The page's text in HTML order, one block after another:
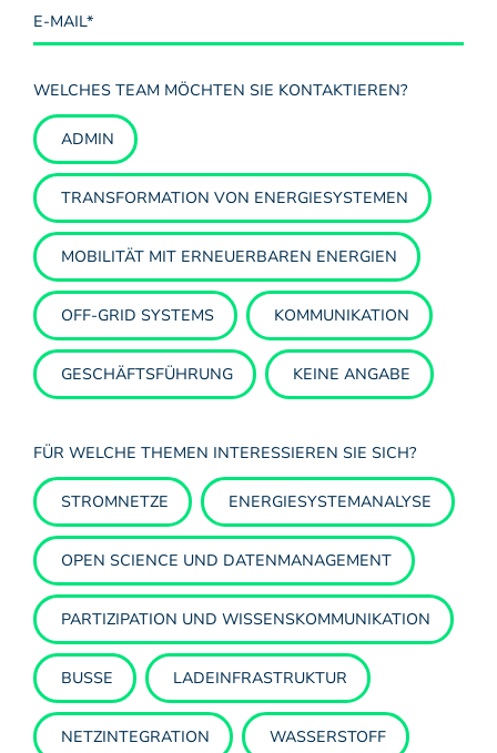
WELCHES TEAM MÖCHTEN SIE KONTAKTIEREN?
ADMIN
TRANSFORMATION VON ENERGIESYSTEMEN
MOBILITÄT MIT ERNEUERBAREN ENERGIEN
OFF-GRID SYSTEMS KOMMUNIKATION
GESCHÄFTSFÜHRUNG KEINE ANGABE
FÜR WELCHE THEMEN INTERESSIEREN SIE SICH?
STROMNETZE ENERGIESYSTEMANALYSE
OPEN SCIENCE UND DATENMANAGEMENT
PARTIZIPATION UND WISSENSKOMMUNIKATION
BUSSE LADEINFRASTRUKTUR
NETZINTEGRATION WASSERSTOFF